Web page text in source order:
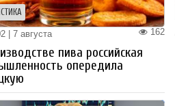
162
| 7 августа
пива российская
опередила